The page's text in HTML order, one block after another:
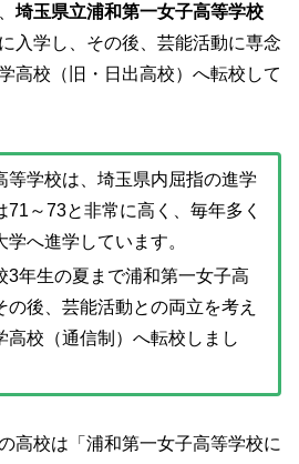
埼玉県立浦和第一女子高等学校
入学し、その後、芸能活動に専念
高校（旧・日出高校）へ転校して
等学校は、埼玉県内屈指の進学
71～73と非常に高く、毎年多く
へ進学しています。
3年生の夏まで浦和第一女子高
の後、芸能活動との両立を考え
高校（通信制）へ転校しまし
高校は「浦和第一女子高等学校に